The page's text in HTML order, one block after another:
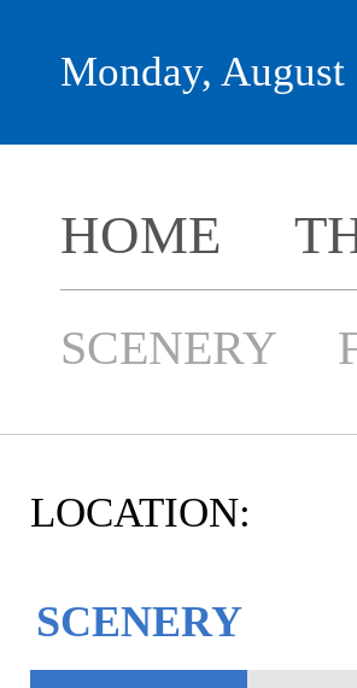
Monday, August
HOME
SCENERY
LOCATION:
SCENERY